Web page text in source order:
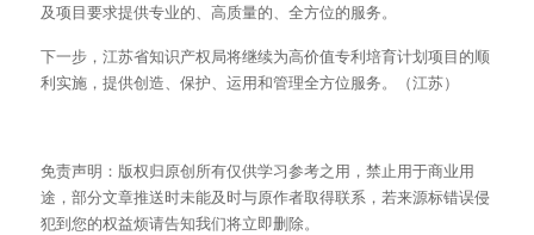
及项目要求提供专业的、高质量的、全方位的服务。
下一步，江苏省知识产权局将继续为高价值专利培育计划项目的顺
利实施，提供创造、保护、运用和管理全方位服务。（江苏）
免责声明：版权归原创所有仅供学习参考之用，禁止用于商业用
途，部分文章推送时未能及时与原作者取得联系，若来源标错误侵
犯到您的权益烦请告知我们将立即删除。